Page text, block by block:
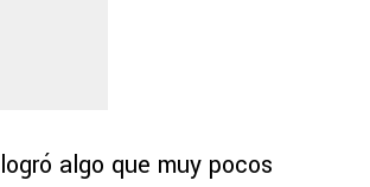
algo que muy pocos